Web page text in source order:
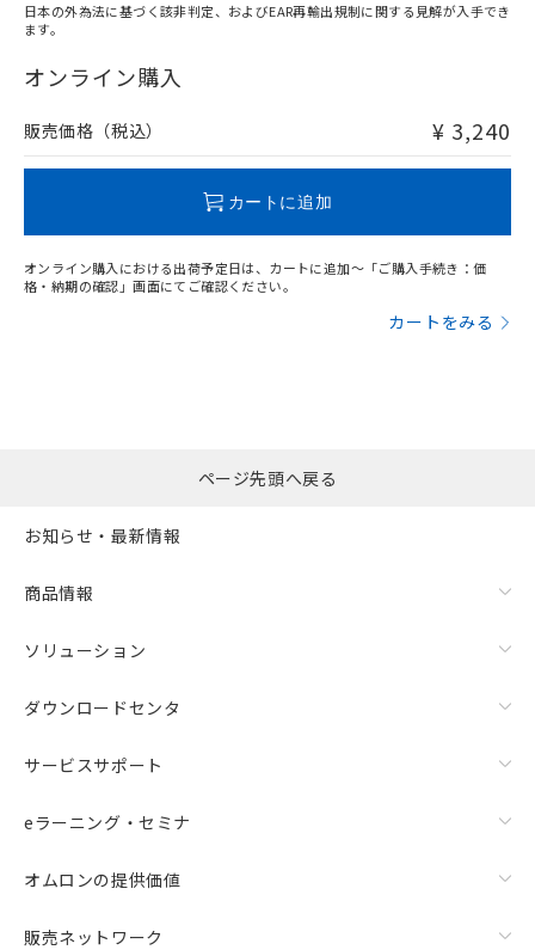
在庫等で未対応品が混在する可能性があります。
問い合わせください。
日本の外為法に基づく該非判定、およびEAR再輸出規制に関する見解が入手でき
ます。
オンライン購入
販売価格（税込） ¥ 3,240
カートに追加
オンライン購入における出荷予定日は、カートに追加～「ご購入手続き：価
格・納期の確認」画面にてご確認ください。
カートをみる
ページ先頭へ戻る
お知らせ・最新情報
商品情報
ソリューション
ダウンロードセンタ
サービスサポート
eラーニング・セミナ
オムロンの提供価値
販売ネットワーク